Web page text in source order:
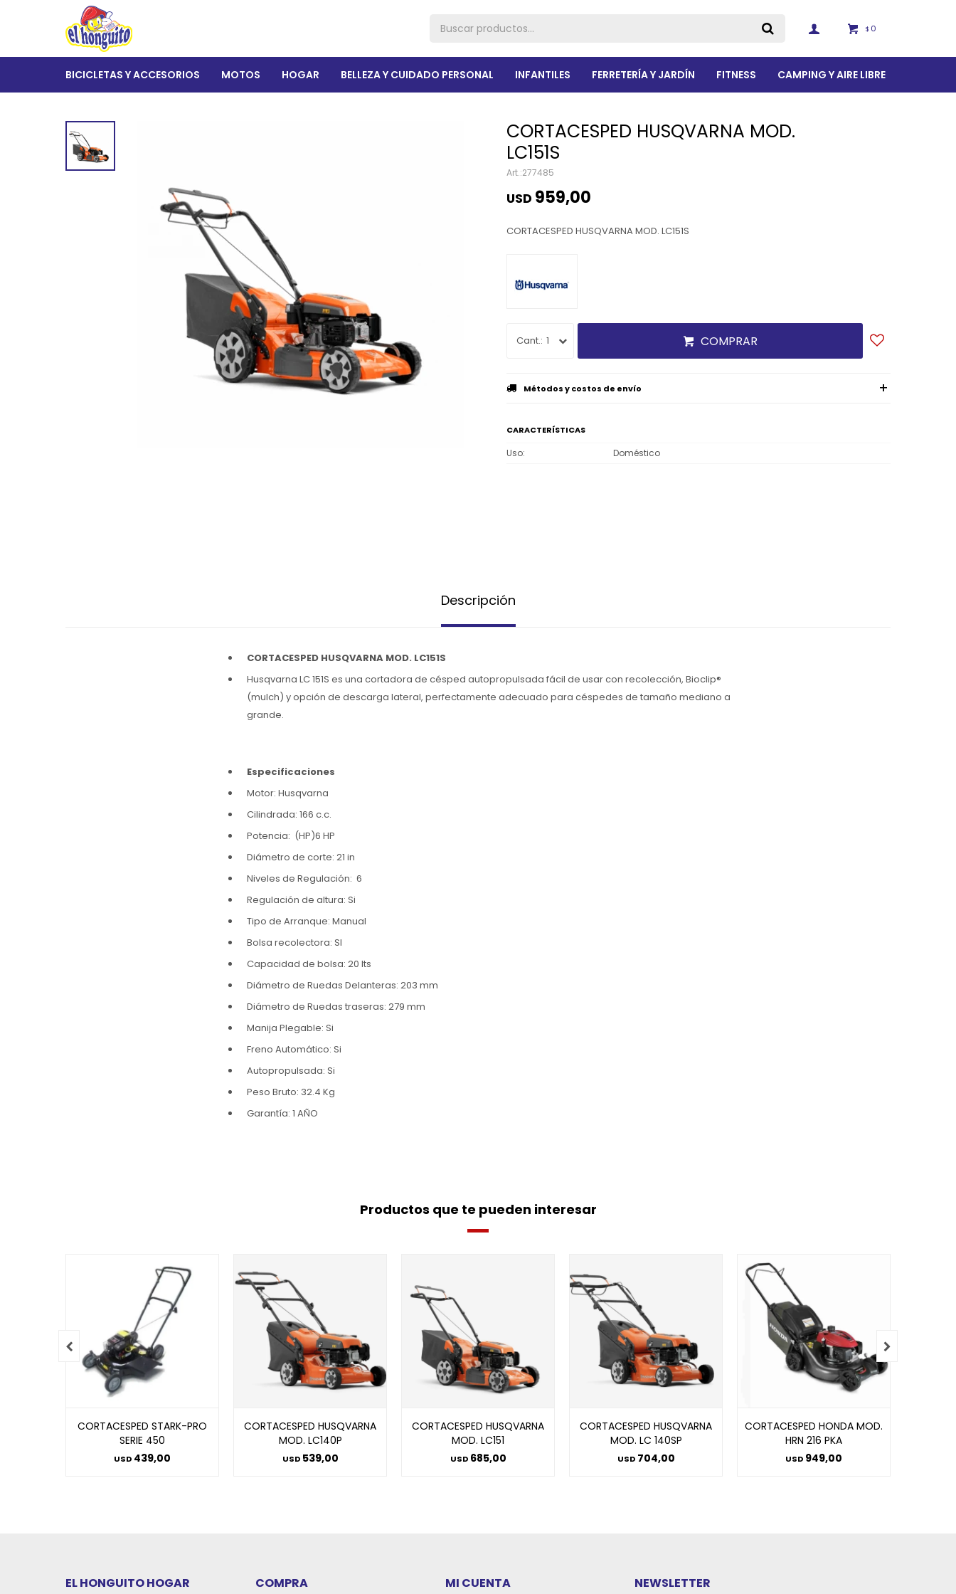
BICICLETAS Y ACCESORIOS MOTOS HOGAR BELLEZA Y CUIDADO PERSONAL INFANTILES FERRETERÍA Y JARDÍN FITNESS CAMPING Y AIRE LIBRE
$ 0
CORTACESPED HUSQVARNA MOD.
LC151S
277485
USD 959,00
CORTACESPED HUSQVARNA MOD. LC151S
1 COMPRAR
Métodos y costos de envío
CARACTERÍSTICAS
Uso Doméstico
Descripción
CORTACESPED HUSQVARNA MOD. LC151S
Husqvarna LC 151S es una cortadora de césped autopropulsada fácil de usar con recolección, Bioclip®
(mulch) y opción de descarga lateral, perfectamente adecuado para céspedes de tamaño mediano a
grande.
Especificaciones
Motor: Husqvarna
Cilindrada: 166 c.c.
Potencia: (HP)6 HP
Diámetro de corte: 21 in
Niveles de Regulación: 6
Regulación de altura: Si
Tipo de Arranque: Manual
Bolsa recolectora: SI
Capacidad de bolsa: 20 lts
Diámetro de Ruedas Delanteras: 203 mm
Diámetro de Ruedas traseras: 279 mm
Manija Plegable: Si
Freno Automático: Si
Autopropulsada: Si
Peso Bruto: 32.4 Kg
Garantía: 1 AÑO
Productos que te pueden interesar
CORTACESPED STARK-PRO
SERIE 450
USD 439,00
CORTACESPED HUSQVARNA
MOD. LC140P
USD 539,00
CORTACESPED HUSQVARNA
MOD. LC151
USD 685,00
CORTACESPED HUSQVARNA
MOD. LC 140SP
USD 704,00
CORTACESPED HONDA MOD.
HRN 216 PKA
USD 949,00
 
EL HONGUITO HOGAR COMPRA MI CUENTA NEWSLETTER